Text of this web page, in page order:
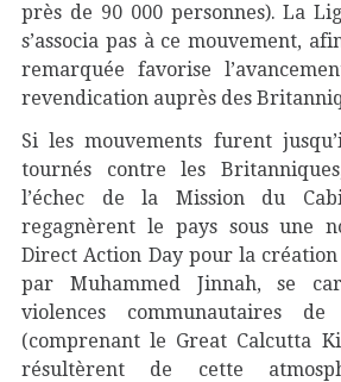
près de 90 000 personnes). La
s’associa pas à ce mouvement,
remarquée favorise
revendication auprès des
Si les mouvements furent
tournés contre les
l’échec de la Mission du
regagnèrent le pays sous une
Direct Action Day pour la
par Muhammed Jinnah, se
violences communautaires
(comprenant le Great Calcutta
résultèrent de cette